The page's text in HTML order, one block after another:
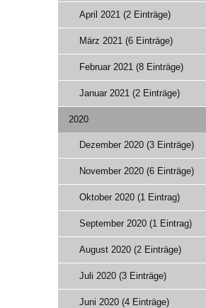
April 2021 (2 Einträge)
März 2021 (6 Einträge)
Februar 2021 (8 Einträge)
Januar 2021 (2 Einträge)
2020
Dezember 2020 (3 Einträge)
November 2020 (6 Einträge)
Oktober 2020 (1 Eintrag)
September 2020 (1 Eintrag)
August 2020 (2 Einträge)
Juli 2020 (3 Einträge)
Juni 2020 (4 Einträge)